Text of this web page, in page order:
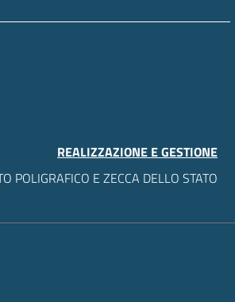
REALIZZAZIONE E GESTIONE
POLIGRAFICO E ZECCA DELLO STATO
Utili